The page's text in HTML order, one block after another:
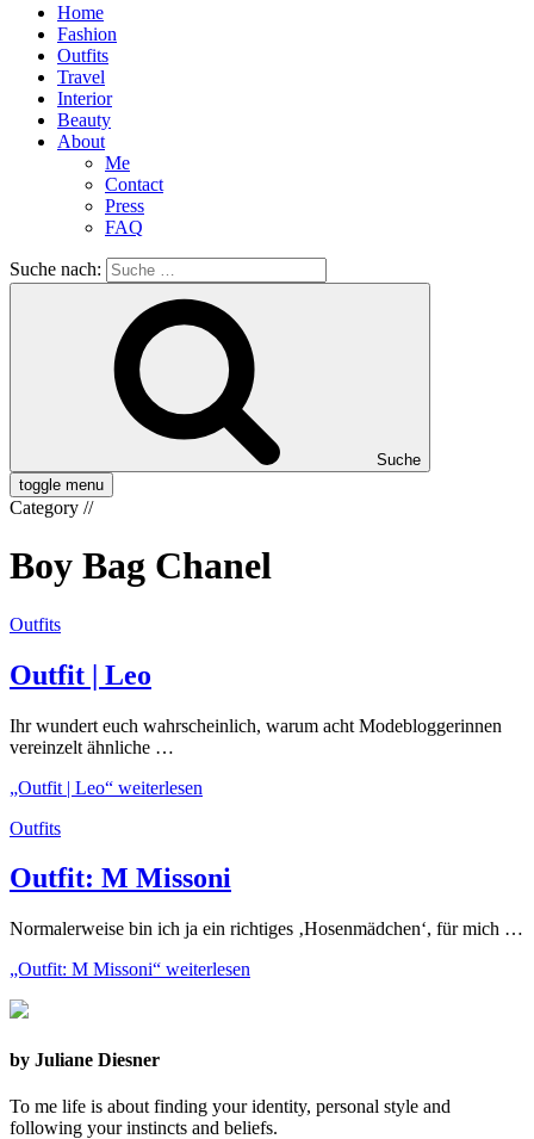
Home
Fashion
Outfits
Travel
Interior
Beauty
About
Me
Contact
Press
FAQ
Suche nach:
Suche
toggle menu
Category //
Boy Bag Chanel
Outfits
Outfit | Leo
Ihr wundert euch wahrscheinlich, warum acht Modebloggerinnen
vereinzelt ähnliche …
„Outfit | Leo“ weiterlesen
Outfits
Outfit: M Missoni
Normalerweise bin ich ja ein richtiges ‚Hosenmädchen‘, für mich …
„Outfit: M Missoni“ weiterlesen
by Juliane Diesner
To me life is about finding your identity, personal style and
following your instincts and beliefs.